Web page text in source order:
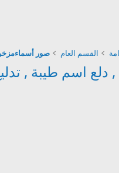
القسم العام صور
اسم طيبة , تدليع